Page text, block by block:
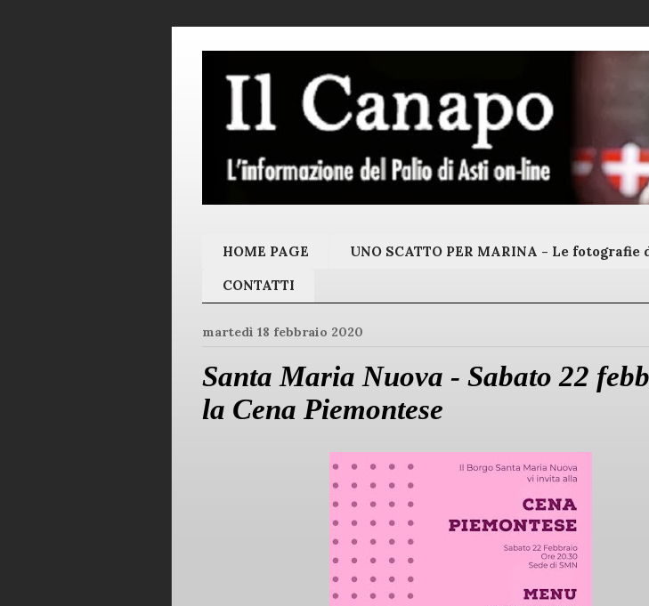
HOME PAGE UNO SCATTO PER MARINA - Le
CONTATTI
martedì 18 febbraio 2020
Santa Maria Nuova - Sabato 22
la Cena Piemontese